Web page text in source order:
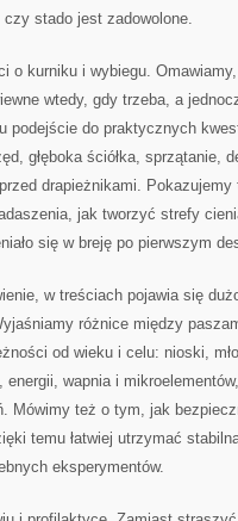
stado jest zadowolone.
o kurniku i wybiegu.
wtedy, gdy trzeba, a
podejście do praktycznych
głęboka ściółka, sprzątanie,
drapieżnikami.
jak tworzyć strefy
się w breję po pierwszym
w treściach pojawia się
różnice między
od wieku i celu: nioski,
energii, wapnia i
Mówimy też o tym, jak
temu łatwiej utrzymać
eksperymentów.